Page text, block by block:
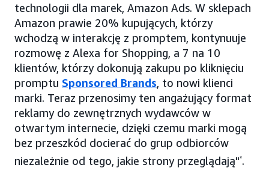
technologii dla marek, Amazon Ads. W sklepach
Amazon prawie 20% kupujących, którzy
wchodzą w interakcję z promptem, kontynuuje
rozmowę z Alexa for Shopping, a 7 na 10
klientów, którzy dokonują zakupu po kliknięciu
promptu Sponsored Brands, to nowi klienci
marki. Teraz przenosimy ten angażujący format
reklamy do zewnętrznych wydawców w
otwartym internecie, dzięki czemu marki mogą
bez przeszkód docierać do grup odbiorców
niezależnie od tego, jakie strony przeglądają"*.